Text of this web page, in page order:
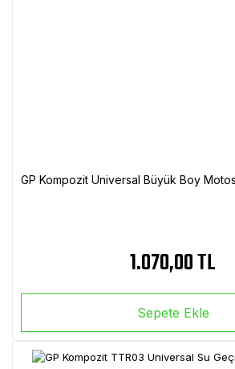
GP Kompozit Universal Büyük Boy
1.070,00 TL
Sepete Ekle